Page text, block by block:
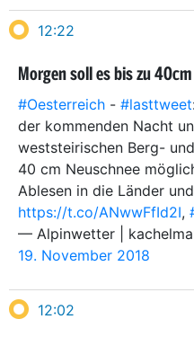
12:22
Morgen soll es bis zu
#Oesterreich - #lasttweet
der kommenden Nacht
weststeirischen Berg-
40 cm Neuschnee
Ablesen in die Länder
https://t.co/ANwwFfId2I,
— Alpinwetter |
19. November 2018
12:02